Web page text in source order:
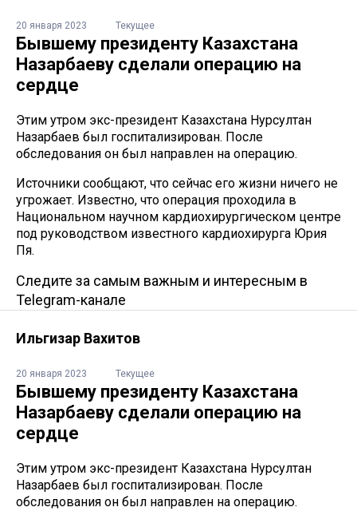
20 января 2023 Текущее
Бывшему президенту Казахстана
Назарбаеву сделали операцию на
сердце
Этим утром экс-президент Казахстана Нурсултан
Назарбаев был госпитализирован. После
обследования он был направлен на операцию.
Источники сообщают, что сейчас его жизни ничего не
угрожает. Известно, что операция проходила в
Национальном научном кардиохирургическом центре
под руководством известного кардиохирурга Юрия
Пя.
Следите за самым важным и интересным в
Telegram-канале
Ильгизар Вахитов
20 января 2023 Текущее
Бывшему президенту Казахстана
Назарбаеву сделали операцию на
сердце
Этим утром экс-президент Казахстана Нурсултан
Назарбаев был госпитализирован. После
обследования он был направлен на операцию.